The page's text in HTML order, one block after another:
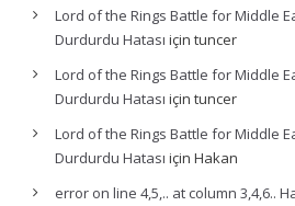
Lord of the Rings Battle for Middle
Durdurdu Hatası için tuncer
Lord of the Rings Battle for Middle
Durdurdu Hatası için tuncer
Lord of the Rings Battle for Middle
Durdurdu Hatası için Hakan
error on line 4,5,.. at column 3,4,6..